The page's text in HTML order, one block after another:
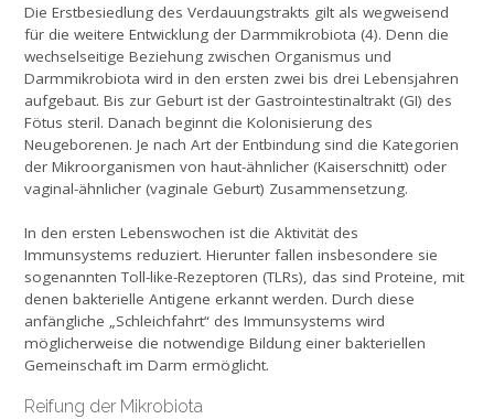
Die Erstbesiedlung des Verdauungstrakts gilt als wegweisend
für die weitere Entwicklung der Darmmikrobiota (4). Denn die
wechselseitige Beziehung zwischen Organismus und
Darmmikrobiota wird in den ersten zwei bis drei Lebensjahren
aufgebaut. Bis zur Geburt ist der Gastrointestinaltrakt (GI) des
Fötus steril. Danach beginnt die Kolonisierung des
Neugeborenen. Je nach Art der Entbindung sind die Kategorien
der Mikroorganismen von haut-ähnlicher (Kaiserschnitt) oder
vaginal-ähnlicher (vaginale Geburt) Zusammensetzung.
In den ersten Lebenswochen ist die Aktivität des
Immunsystems reduziert. Hierunter fallen insbesondere sie
sogenannten Toll-like-Rezeptoren (TLRs), das sind Proteine, mit
denen bakterielle Antigene erkannt werden. Durch diese
anfängliche „Schleichfahrt“ des Immunsystems wird
möglicherweise die notwendige Bildung einer bakteriellen
Gemeinschaft im Darm ermöglicht.
Reifung der Mikrobiota